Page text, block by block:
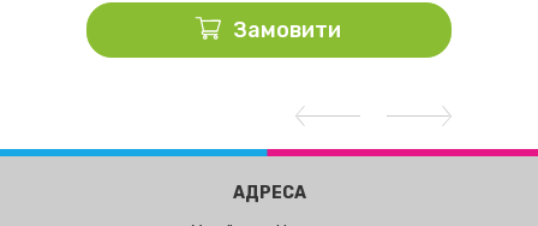
Замовити
АДРЕСА